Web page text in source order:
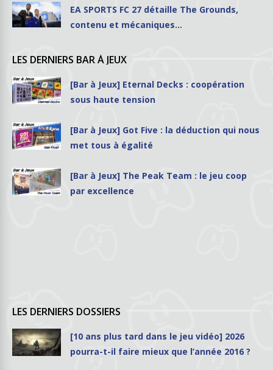
EA SPORTS FC 27 détaille The Grounds,
contenu et mécaniques…
LES DERNIERS BAR À JEUX
[Bar à Jeux] Eternal Decks : coopération
sous haute tension
[Bar à Jeux] Got Five : la déduction qui nous
met tous à égalité
[Bar à Jeux] The Peak Team : le jeu coop
par excellence
LES DERNIERS DOSSIERS
[10 ans plus tard dans le jeu vidéo] 2026
pourra-t-il faire mieux que l’année 2016 ?